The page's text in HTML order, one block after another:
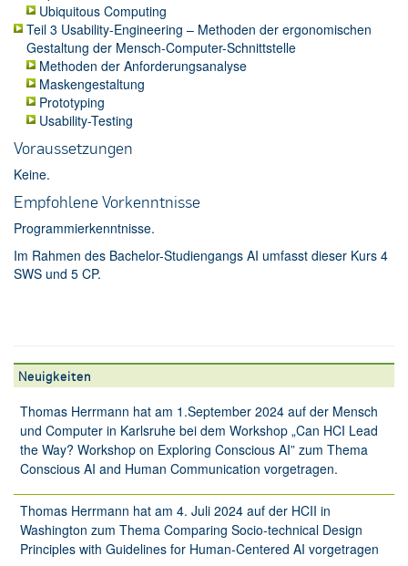
Ubiquitous Computing
Teil 3 Usability-Engineering – Methoden der ergonomischen
Gestaltung der Mensch-Computer-Schnittstelle
Methoden der Anforderungsanalyse
Maskengestaltung
Prototyping
Usability-Testing
Voraussetzungen
Keine.
Empfohlene Vorkenntnisse
Programmierkenntnisse.
Im Rahmen des Bachelor-Studiengangs AI umfasst dieser Kurs 4
SWS und 5 CP.
Neuigkeiten
Thomas Herrmann hat am 1.September 2024 auf der Mensch
und Computer in Karlsruhe bei dem Workshop „Can HCI Lead
the Way? Workshop on Exploring Conscious AI” zum Thema
Conscious AI and Human Communication vorgetragen.
Thomas Herrmann hat am 4. Juli 2024 auf der HCII in
Washington zum Thema Comparing Socio-technical Design
Principles with Guidelines for Human-Centered AI vorgetragen